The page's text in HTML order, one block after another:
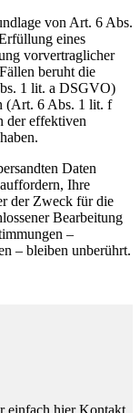
von Art. 6 Abs.
eines
vorvertraglicher
beruht die
1 lit. a DSGVO)
(Art. 6 Abs. 1 lit. f
der effektiven
Daten
Ihre
der Zweck für die
Bearbeitung
–
– bleiben unberührt.
einfach hier Kontakt